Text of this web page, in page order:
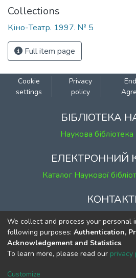
Collections
Кіно-Театр. 1997. № 5
Full item page
Cookie
settings
Privacy
policy
БІБЛІОТЕКА
Наукова
ЕЛЕКТРОННИЙ
Каталог Наукової
м. Київ, вул. Григорія
к. 1, к. 120
тел. (044) 463-
We collect and process your personal
following purposes: Authentication,
Acknowledgement and Statistics.
To learn more, please read our privacy
Customize